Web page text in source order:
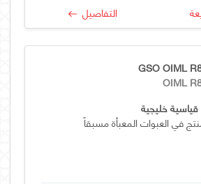
التفاصيل
GSO OIML
OIML
خليجية
في العبوات المعبأة مسبقاً